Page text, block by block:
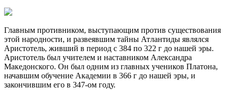
Главным противником, выступающим против существования
этой народности, и развеявшим тайны Атлантиды являлся
Аристотель, живший в период с 384 по 322 г до нашей эры.
Аристотель был учителем и наставником Александра
Македонского. Он был одним из главных учеников Платона,
начавшим обучение Академии в 366 г до нашей эры, и
закончившим его в 347-ом году.